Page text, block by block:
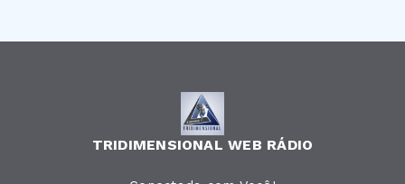
TRIDIMENSIONAL WEB RÁDIO